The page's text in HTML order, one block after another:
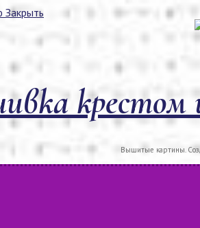
Закрыть
крестом
Вышитые картины.